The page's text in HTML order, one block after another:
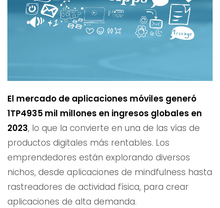
El mercado de aplicaciones móviles generó
1TP4935 mil millones en ingresos globales en
2023, lo que la convierte en una de las vías de
productos digitales más rentables. Los
emprendedores están explorando diversos
nichos, desde aplicaciones de mindfulness hasta
rastreadores de actividad física, para crear
aplicaciones de alta demanda.